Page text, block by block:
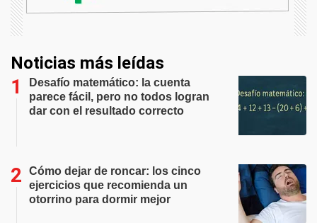
Noticias más leídas
Desafío matemático: la cuenta
parece fácil, pero no todos logran
dar con el resultado correcto
Cómo dejar de roncar: los cinco
ejercicios que recomienda un
otorrino para dormir mejor